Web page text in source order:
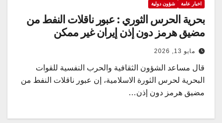
اخبار عامة شؤون دولية
بحرية الحرس الثوري : عبور ناقلات النفط من
مضيق هرمز دون إذن إيران غير ممكن
مايو 13, 2026
قال مساعد الشؤون الثقافية والحرب النفسية للقوات
البحرية لحرس الثورة الاسلامية، إن عبور ناقلات النفط من
مضيق هرمز دون إذن…